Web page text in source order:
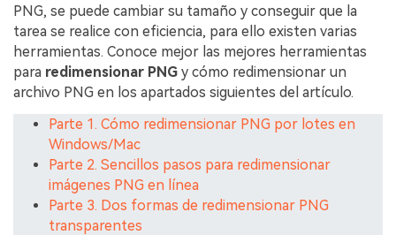
PNG, se puede cambiar su tamaño y conseguir que la
tarea se realice con eficiencia, para ello existen varias
herramientas. Conoce mejor las mejores herramientas
para redimensionar PNG y cómo redimensionar un
archivo PNG en los apartados siguientes del artículo.
Parte 1. Cómo redimensionar PNG por lotes en
Windows/Mac
Parte 2. Sencillos pasos para redimensionar
imágenes PNG en línea
Parte 3. Dos formas de redimensionar PNG
transparentes